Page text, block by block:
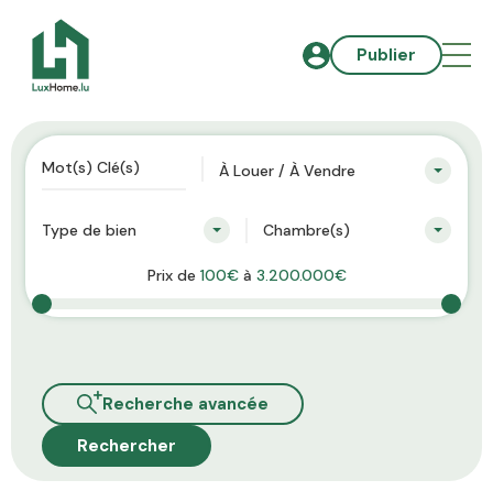
Publier
À Louer / À Vendre
Type de bien Chambre(s)
Prix de 100€à 3.200.000€
Recherche avancée
Rechercher